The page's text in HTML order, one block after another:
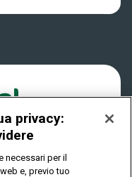
privacy:
necessari per il
e, previo tuo